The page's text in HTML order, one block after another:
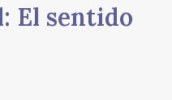
El sentido